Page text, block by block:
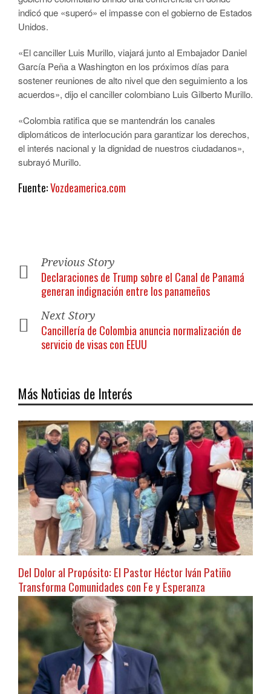
indicó que «superó» el impasse con el gobierno de Estados
Unidos.
«El canciller Luis Murillo, viajará junto al Embajador Daniel
García Peña a Washington en los próximos días para
sostener reuniones de alto nivel que den seguimiento a los
acuerdos», dijo el canciller colombiano Luis Gilberto Murillo.
«Colombia ratifica que se mantendrán los canales
diplomáticos de interlocución para garantizar los derechos,
el interés nacional y la dignidad de nuestros ciudadanos»,
subrayó Murillo.
Fuente:Vozdeamerica.com
Previous Story
Declaraciones de Trump sobre el Canal de Panamá
generan indignación entre los panameños
Next Story
Cancillería de Colombia anuncia normalización de
servicio de visas con EEUU
Más Noticias de Interés
Del Dolor al Propósito: El Pastor Héctor Iván Patiño
Transforma Comunidades con Fe y Esperanza